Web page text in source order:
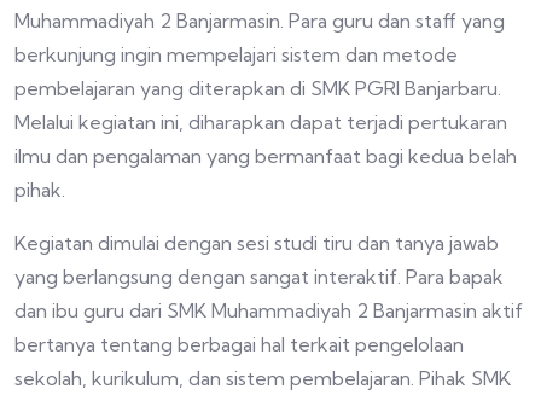
Muhammadiyah 2 Banjarmasin. Para guru dan staff yang
berkunjung ingin mempelajari sistem dan metode
pembelajaran yang diterapkan di SMK PGRI Banjarbaru.
Melalui kegiatan ini, diharapkan dapat terjadi pertukaran
ilmu dan pengalaman yang bermanfaat bagi kedua belah
pihak.
Kegiatan dimulai dengan sesi studi tiru dan tanya jawab
yang berlangsung dengan sangat interaktif. Para bapak
dan ibu guru dari SMK Muhammadiyah 2 Banjarmasin aktif
bertanya tentang berbagai hal terkait pengelolaan
sekolah, kurikulum, dan sistem pembelajaran. Pihak SMK